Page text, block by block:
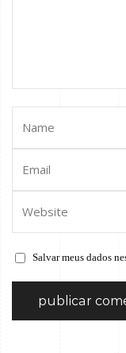
Salvar meus dados